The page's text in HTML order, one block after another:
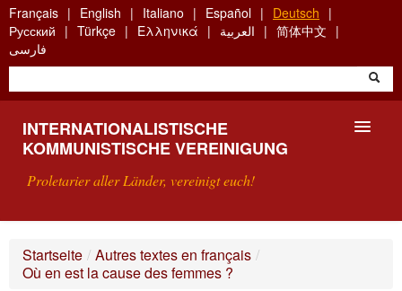
Skip
to
main
content
Français English Italiano Español
Deutsch
Русский
Türkçe Ελληνικά العربية
简体中文
فارسی
INTERNATIONALISTISCHE
KOMMUNISTISCHE VEREINIGUNG
Proletarier aller Länder, vereinigt euch!
WAS IST DIE IKV?
Startseite / Autres textes en français /
Où en est la cause des femmes ?